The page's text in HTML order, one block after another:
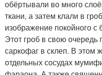
обёртывали во много
ткани, а затем клали в
изображение покойного
Этот гроб в свою
саркофаг в склеп. В этом
отдельных сосудах